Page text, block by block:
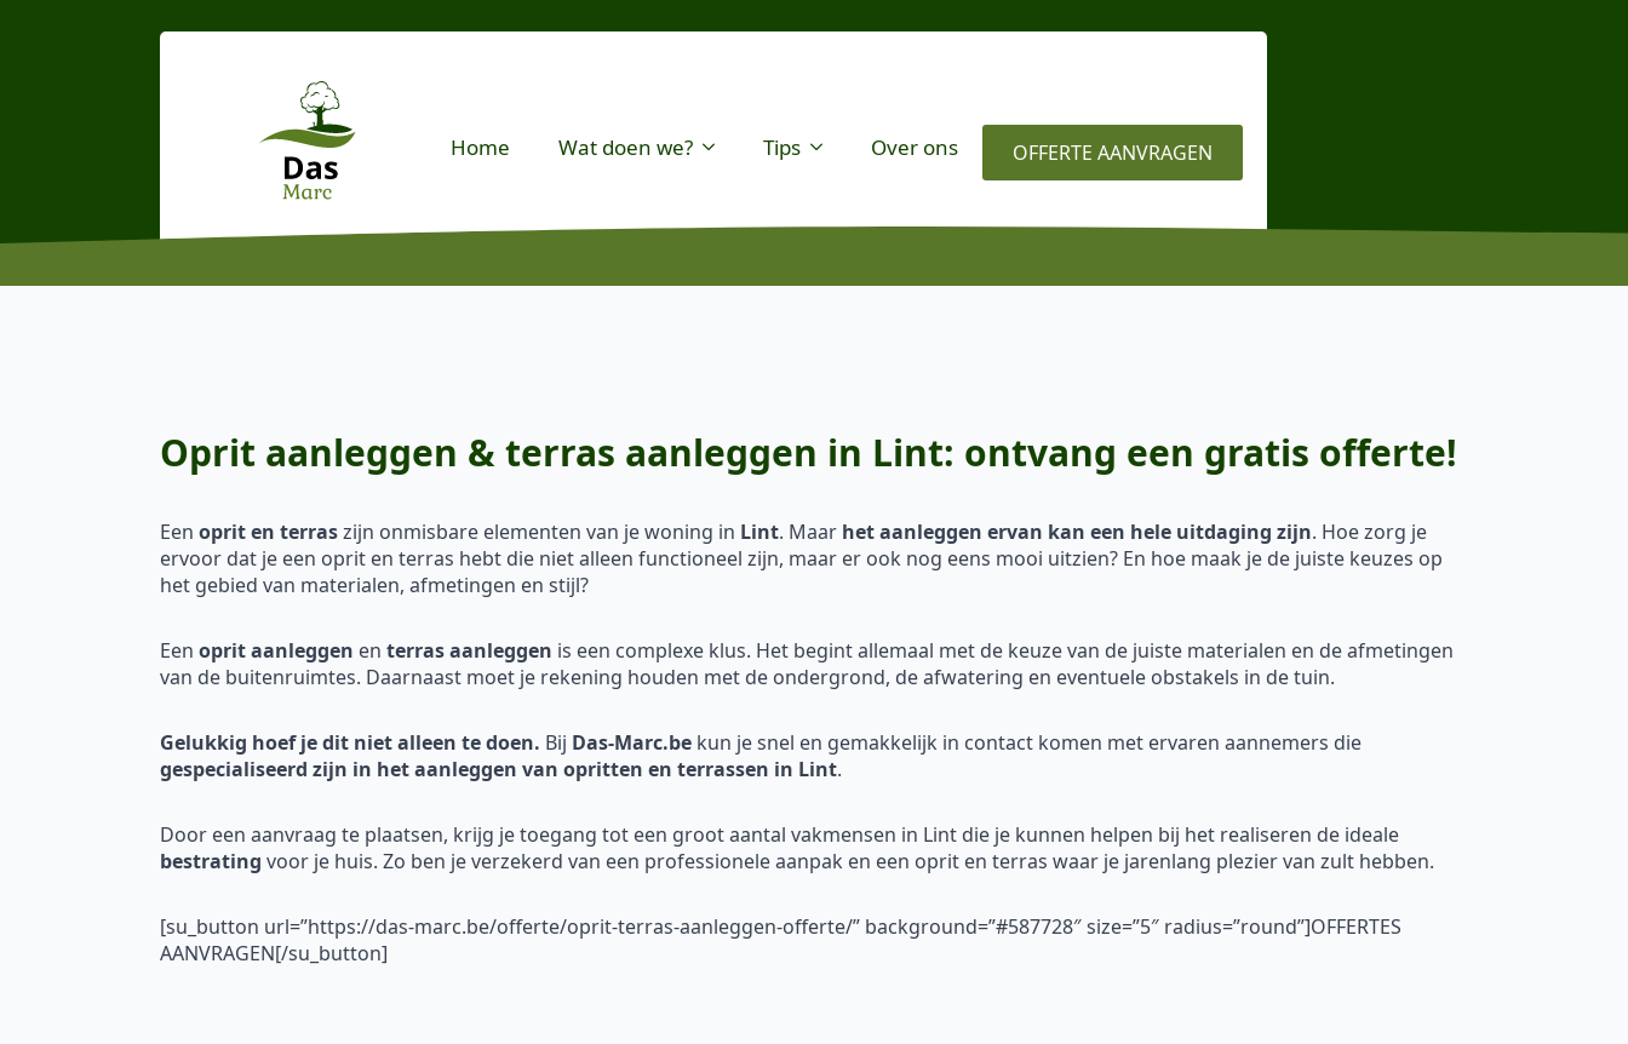
Home Wat doen we? Tips Over ons OFFERTE AANVRAGEN
Oprit aanleggen & terras aanleggen in Lint: ontvang een gratis offerte!
Een oprit en terraszijn onmisbare elementen van je woning in Lint. Maar het aanleggen ervan kan een hele uitdaging zijn. Hoe zorg je
ervoor dat je een oprit en terras hebt die niet alleen functioneel zijn, maar er ook nog eens mooi uitzien? En hoe maak je de juiste keuzes op
het gebied van materialen, afmetingen en stijl?
Een oprit aanleggen en terras aanleggen is een complexe klus. Het begint allemaal met de keuze van de juiste materialen en de afmetingen
van de buitenruimtes. Daarnaast moet je rekening houden met de ondergrond, de afwatering en eventuele obstakels in de tuin.
Gelukkig hoef je dit niet alleen te doen. Bij Das-Marc.be kun je snel en gemakkelijk in contact komen met ervaren aannemers die
gespecialiseerd zijn in het aanleggen van opritten en terrassen in Lint.
Door een aanvraag te plaatsen, krijg je toegang tot een groot aantal vakmensen in Lint die je kunnen helpen bij het realiseren de ideale
bestrating voor je huis. Zo ben je verzekerd van een professionele aanpak en een oprit en terras waar je jarenlang plezier van zult hebben.
[su_button url=”https://das-marc.be/offerte/oprit-terras-aanleggen-offerte/” background=”#587728″ size=”5″ radius=”round”]OFFERTES
AANVRAGEN[/su_button]